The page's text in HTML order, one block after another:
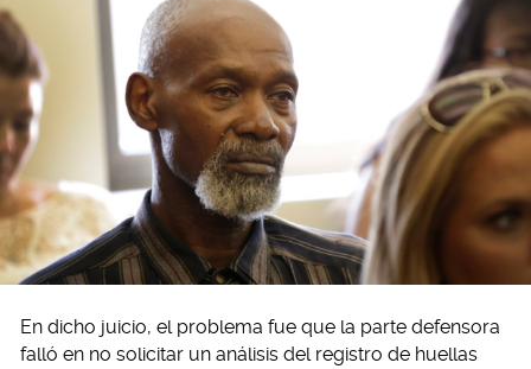
En dicho juicio, el problema fue que la parte defensora
falló en no solicitar un análisis del registro de huellas